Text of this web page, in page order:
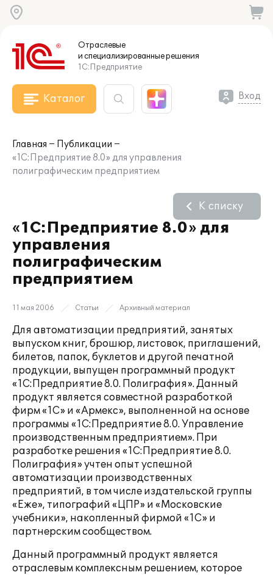
Отраслевые
и специализированныерешения
1С:Предприятие
Каталог Вход
Главная
Публикации
«1С:Предприятие 8.0» для управления
полиграфическим предприятием
«1С:Предприятие 8.0» для
управления
полиграфическим
предприятием
К списку
11 мая 2006 Статьи Архивный материал
Для автоматизации предприятий, занятых
выпуском книг, брошюр, листовок, приглашений,
билетов, папок, буклетов и другой печатной
продукции, выпущен программный продукт
«1С:Предприятие 8.0. Полиграфия». Данный
продукт является совместной разработкой
фирм «1С» и «Армекс», выполненной на основе
программы «1С:Предприятие 8.0. Управление
производственным предприятием». При
разработке решения «1С:Предприятие 8.0.
Полиграфия» учтен опыт успешной
автоматизации производственных
предприятий, в том числе издательской группы
«Еже», типографий «ЦПР» и «Московские
учебники», накопленный фирмой «1С» и
партнерским сообществом.
Данный программный продукт является
отраслевым комплексным решением, которое